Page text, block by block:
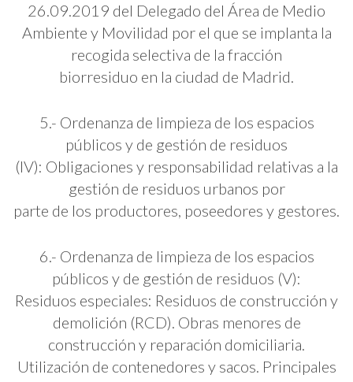
26.09.2019 del Delegado del Área de Medio
Ambiente y Movilidad por el que se implanta la
recogida selectiva de la fracción
biorresiduo en la ciudad de Madrid.
5.- Ordenanza de limpieza de los espacios
públicos y de gestión de residuos
(IV): Obligaciones y responsabilidad relativas a la
gestión de residuos urbanos por
parte de los productores, poseedores y gestores.
6.- Ordenanza de limpieza de los espacios
públicos y de gestión de residuos (V):
Residuos especiales: Residuos de construcción y
demolición (RCD). Obras menores de
construcción y reparación domiciliaria.
Utilización de contenedores y sacos. Principales